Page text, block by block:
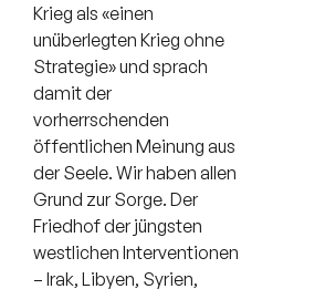
Krieg als «einen
unüberlegten Krieg ohne
Strategie» und sprach
damit der
vorherrschenden
öffentlichen Meinung aus
der Seele. Wir haben allen
Grund zur Sorge. Der
Friedhof der jüngsten
westlichen Interventionen
– Irak, Libyen, Syrien,